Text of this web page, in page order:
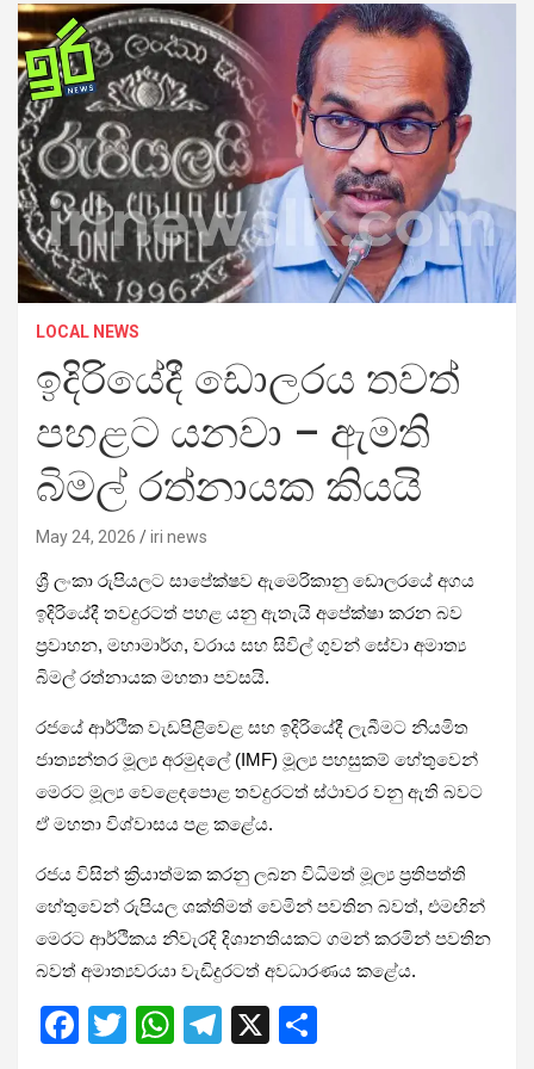
LOCAL NEWS
ඉදිරියේදී ඩොලරය තවත්
පහළට යනවා – ඇමති
බිමල් රත්නායක කියයි
May 24, 2026 iri news
ශ්‍රී ලංකා රුපියලට සාපේක්ෂව ඇමෙරිකානු ඩොලරයේ අගය
ඉදිරියේදී තවදුරටත් පහළ යනු ඇතැයි අපේක්ෂා කරන බව
ප්‍රවාහන, මහාමාර්ග, වරාය සහ සිවිල් ගුවන් සේවා අමාත්‍ය
බිමල් රත්නායක මහතා පවසයි.
රජයේ ආර්ථික වැඩපිළිවෙළ සහ ඉදිරියේදී ලැබීමට නියමිත
ජාත්‍යන්තර මූල්‍ය අරමුදලේ (IMF) මූල්‍ය පහසුකම් හේතුවෙන්
මෙරට මූල්‍ය වෙළෙඳපොළ තවදුරටත් ස්ථාවර වනු ඇති බවට
ඒ මහතා විශ්වාසය පළ කළේය.
රජය විසින් ක්‍රියාත්මක කරනු ලබන විධිමත් මූල්‍ය ප්‍රතිපත්ති
හේතුවෙන් රුපියල ශක්තිමත් වෙමින් පවතින බවත්, එමඟින්
මෙරට ආර්ථිකය නිවැරදි දිශානතියකට ගමන් කරමින් පවතින
බවත් අමාත්‍යවරයා වැඩිදුරටත් අවධාරණය කළේය.
F
T
W T
X